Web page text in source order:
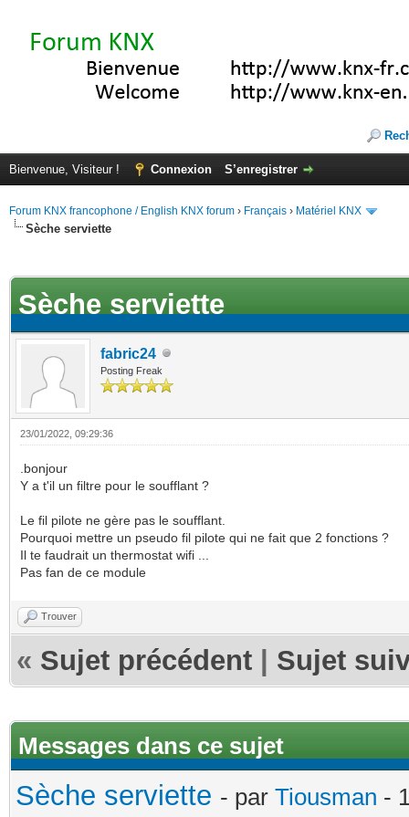
Bienvenue, Visiteur ! Connexion S’enregistrer
Forum KNX francophone / English KNX forum › Français › Matériel KNX
Sèche serviette
Sèche serviette
fabric24
Posting Freak
23/01/2022, 09:29:36
.bonjour
Y a t'il un filtre pour le soufflant ?
Le fil pilote ne gère pas le soufflant.
Pourquoi mettre un pseudo fil pilote qui ne fait que 2 fonctions ?
Il te faudrait un thermostat wifi ...
Pas fan de ce module
Trouver
« Sujet précédent Sujet
Messages dans ce sujet
Sèche serviette - par Tiousman -